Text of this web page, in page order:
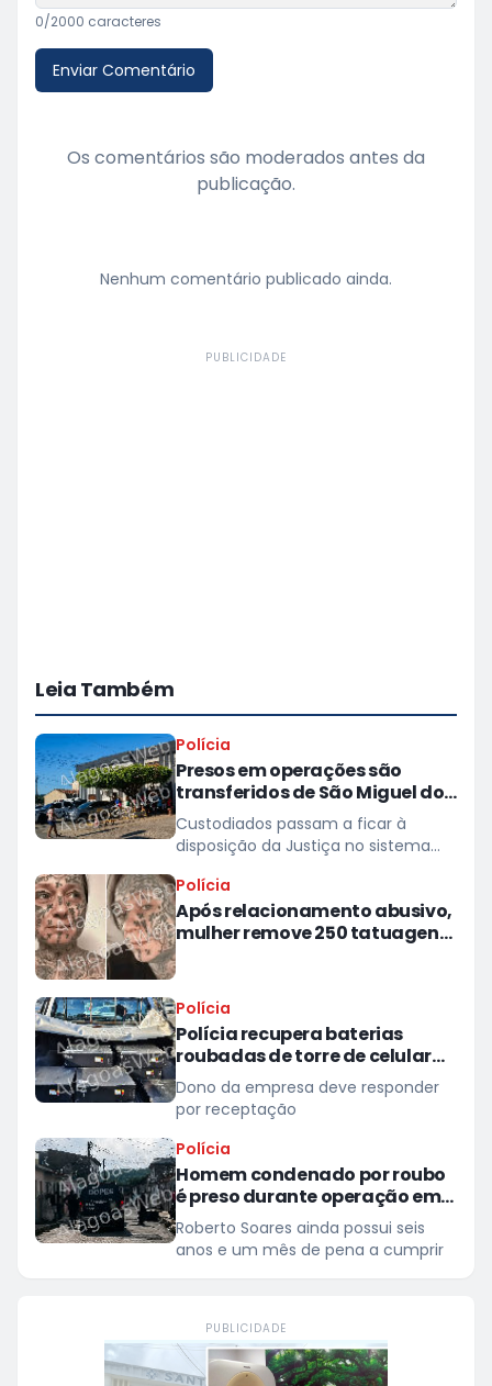
0/2000 caracteres
Enviar Comentário
Os comentários são moderados antes da
publicação.
Nenhum comentário publicado ainda.
PUBLICIDADE
Leia Também
Polícia
Presos em operações são
transferidos de São Miguel dos
Campos para presídios
Custodiados passam a ficar à
disposição da Justiça no sistema
Polícia
Após relacionamento abusivo,
mulher remove 250 tatuagens
Polícia
Polícia recupera baterias
roubadas de torre de celular
em provedor de internet em
Teotônio Vilela
Dono da empresa deve responder
por receptação
Polícia
Homem condenado por roubo
é preso durante operação em
São Miguel dos Campos
Roberto Soares ainda possui seis
anos e um mês de pena a cumprir
PUBLICIDADE